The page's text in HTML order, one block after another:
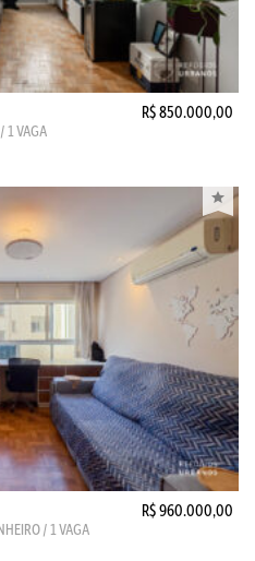
R$ 850.000,00
1 VAGA
R$ 960.000,00
/ 1 VAGA